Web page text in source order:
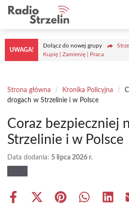
Przejdź
treści
UWAGA!
Dołącz do nowej grupy
Kupię | Zamienię | Praca
Strona główna / Kronika Policyjna /
drogach w Strzelinie i w Polsce
Coraz bezpieczniej
Strzelinie i w Polsce
Data dodania: 5 lipca 2026 r.
Share
Share Share Share Share